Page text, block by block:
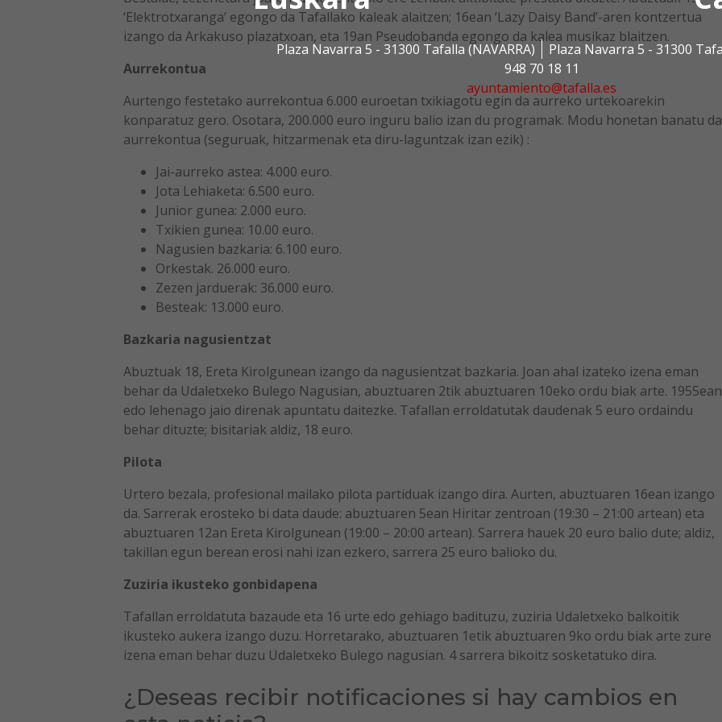
Plaza Navarra 5 - 31300 Tafalla (NAVARRA)
Plaza Navarra 5 - 31300
948 70 18 11
ayuntamiento@tafalla.es
‘Elektrotxaranga’ egongo da Tafallako kaleak alaitzen; 16ean ‘Lazy Daisy Band’-aren kontzertua
izango da Arkakuso plazatxoan, eta 19an Pseudobanda egongo da kalea musikaz blaitzen.
Aurrekontua
Aurtengo festetako aurrekontua 6.000 euroetan txikiagotu egin da aurreko urtekoarekin
konparatuz gero. Osotara, 200.000 euro inguru balio izan du programak. Modu honetan banatu da
aurrekontua (seguruak, hitzarmenak eta diru-laguntzak izan ezik) :
Jai-aurreko astea: 4.000 euro.
Jota Lehiaketa: 6.500 euro.
Junior gunea: 2.000 euro.
Txikien gunea: 10.00 euro.
Nagusien bazkaria: 6.100 euro.
Orkestak. 26.000 euro.
Zezen jarduerak: 36.000 euro.
Besteak: 13.000 euro.
Bazkaria nagusientzat
Abuztuak 18, Ereta Kirolgunean izango da nagusientzat bazkaria. Joan ahal izateko izena eman
behar da Udaletxeko Bulego Nagusian, abuztuaren 2tik abuztuaren 10eko ordu biak arte. 1955ean
edo lehenago jaio direnak apuntatu daitezke. Tafallan erroldatutak daudenak 5 euro ordaindu
behar dituzte; bisitariak aldiz, 18 euro.
Pilota
Urtero bezala, profesional mailako pilota partiduak izango dira. Aurten, abuztuaren 16ean izango
da. Sarrerak erosteko bi data daude: abuztuaren 5ean Hiritar zentroan (19:30 – 21:00 artean) eta
abuztuaren 12an Ereta Kirolgunean (19:00 – 20:00 artean). Sarrera hauek 20 euro balio dute; aldiz,
takillan egun berean erosi nahi izan ezkero, sarrera 25 euro balioko du.
Zuziria ikusteko gonbidapena
Tafallan erroldatuta bazaude eta 16 urte edo gehiago badituzu, zuziria Udaletxeko balkoitik
ikusteko aukera izango duzu. Horretarako, abuztuaren 1etik abuztuaren 9ko ordu biak arte zure
izena eman behar duzu Udaletxeko Bulego nagusian. 4 sarrera bikoitz sosketatuko dira.
¿Deseas recibir notificaciones si hay cambios en